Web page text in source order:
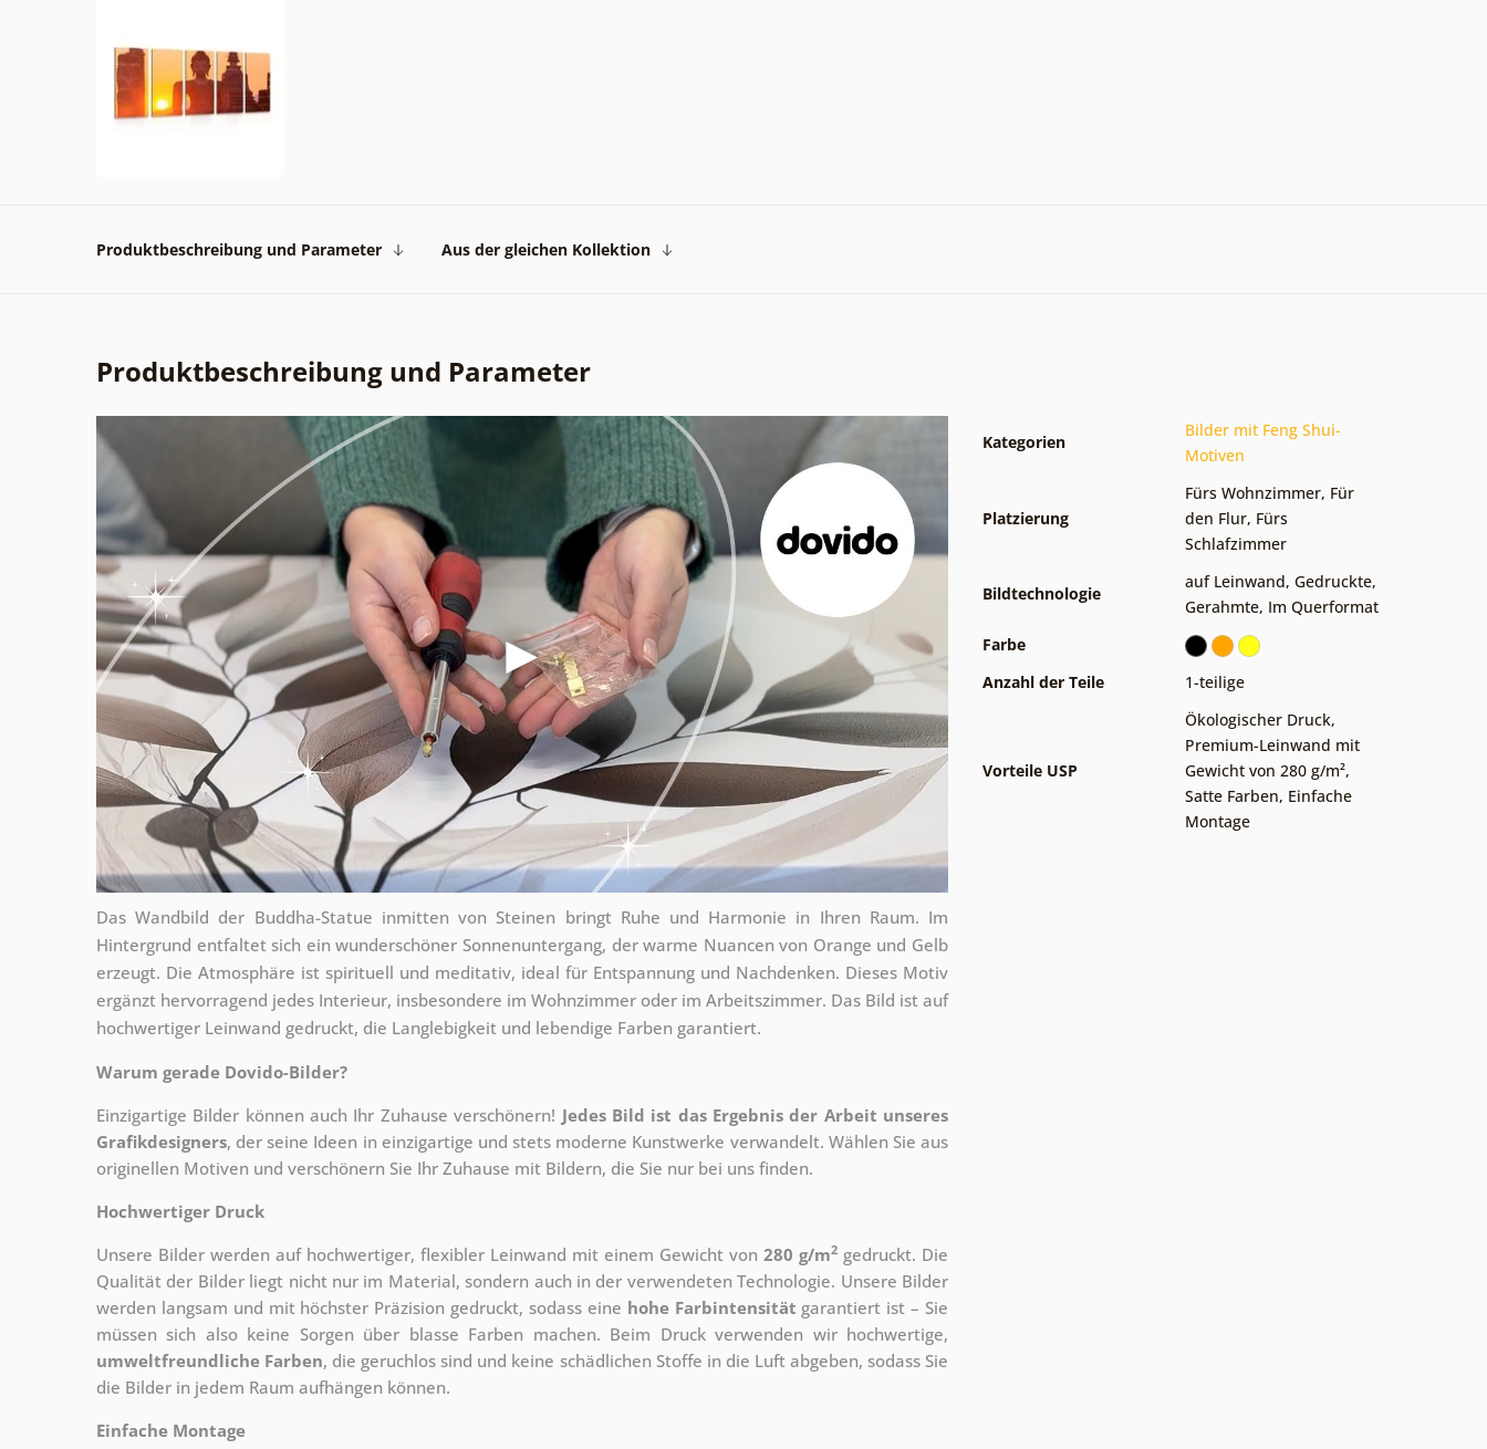
Produktbeschreibung und Parameter Aus der gleichen Kollektion
Produktbeschreibung und Parameter
Das Wandbild der Buddha-Statue inmitten von Steinen bringt Ruhe und Harmonie in Ihren Raum. Im
Hintergrund entfaltet sich ein wunderschöner Sonnenuntergang, der warme Nuancen von Orange und Gelb
erzeugt. Die Atmosphäre ist spirituell und meditativ, ideal für Entspannung und Nachdenken. Dieses Motiv
ergänzt hervorragend jedes Interieur, insbesondere im Wohnzimmer oder im Arbeitszimmer. Das Bild ist auf
hochwertiger Leinwand gedruckt, die Langlebigkeit und lebendige Farben garantiert.
Warum gerade Dovido-Bilder?
Einzigartige Bilder können auch Ihr Zuhause verschönern! Jedes Bild ist das Ergebnis der Arbeit unseres
Grafikdesigners, der seine Ideen in einzigartige und stets moderne Kunstwerke verwandelt. Wählen Sie aus
originellen Motiven und verschönern Sie Ihr Zuhause mit Bildern, die Sie nur bei uns finden.
Hochwertiger Druck
Unsere Bilder werden auf hochwertiger, flexibler Leinwand mit einem Gewicht von 280 g/m2 gedruckt. Die
Qualität der Bilder liegt nicht nur im Material, sondern auch in der verwendeten Technologie. Unsere Bilder
werden langsam und mit höchster Präzision gedruckt, sodass eine hohe Farbintensität garantiert ist – Sie
müssen sich also keine Sorgen über blasse Farben machen. Beim Druck verwenden wir hochwertige,
umweltfreundliche Farben, die geruchlos sind und keine schädlichen Stoffe in die Luft abgeben, sodass Sie
die Bilder in jedem Raum aufhängen können.
Einfache Montage
Kategorien
Bilder mit Feng Shui-
Motiven
Platzierung
Fürs Wohnzimmer, Für
den Flur, Fürs
Schlafzimmer
Bildtechnologie
auf Leinwand, Gedruckte,
Gerahmte, Im Querformat
Farbe
Anzahl der Teile
1-teilige
Vorteile USP
Ökologischer Druck,
Premium-Leinwand mit
Gewicht von 280 g/m²,
Satte Farben, Einfache
Montage